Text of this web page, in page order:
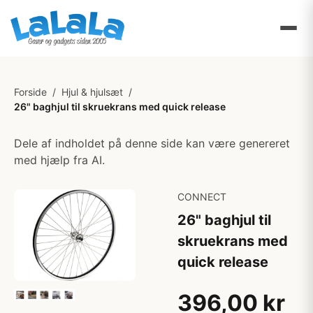
Forside / Hjul & hjulsæt /
26" baghjul til skruekrans med quick release
Dele af indholdet på denne side kan være genereret
med hjælp fra AI.
CONNECT
26" baghjul til
skruekrans med
quick release
396,00 kr